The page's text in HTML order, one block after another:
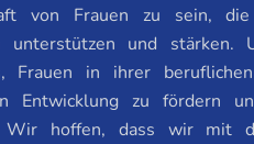
von Frauen zu sein,
unterstützen und stärken.
Frauen in ihrer
Entwicklung zu fördern
Wir hoffen, dass wir mit